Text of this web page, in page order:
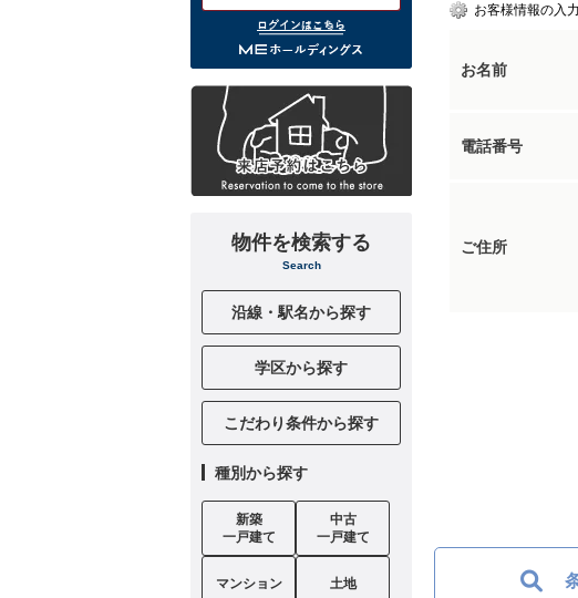
お客様情報の入力
お名前
電話番号
ご住所
ログインはこちら
物件を検索する
Search
沿線・駅名から探す
学区から探す
こだわり条件から探す
種別から探す
新築
一戸建て
中古
一戸建て
マンション 土地